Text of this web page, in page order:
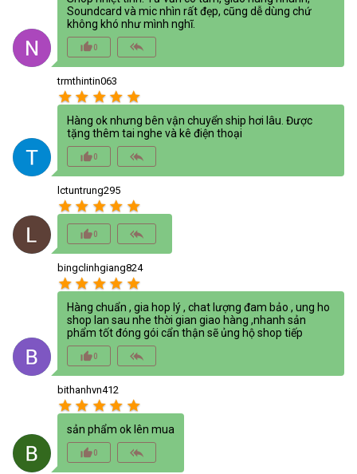
Soundcard và mic nhìn rất đẹp, cũng dễ dùng chứ
không khó như mình nghĩ.
thumb_up_alt0 reply_all
trmthintin063
star star star star star
Hàng ok nhưng bên vận chuyển ship hơi lâu. Được
tặng thêm tai nghe và kê điện thoại
thumb_up_alt0 reply_all
lctuntrung295
star star star star star
thumb_up_alt0 reply_all
bingclinhgiang824
star star star star star
Hàng chuẩn , gia hop lý , chat lượng đam bảo , ung ho
shop lan sau nhe thời gian giao hàng ,nhanh sản
phẩm tốt đóng gói cẩn thận sẽ ủng hộ shop tiếp
thumb_up_alt0 reply_all
bithanhvn412
star star star star star
sản phẩm ok lên mua
thumb_up_alt0 reply_all